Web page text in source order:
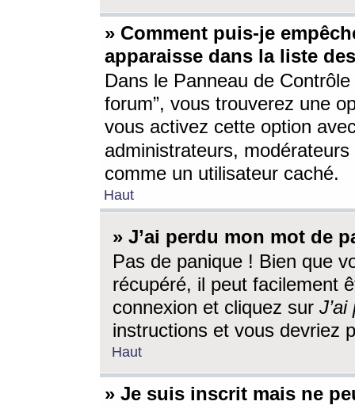
» Comment puis-je
apparaisse dans la liste
Dans le Panneau de
forum”, vous trouverez une
vous activez cette option
administrateurs,
comme un utilisateur caché.
Haut
» J’ai perdu mon mot de
Pas de panique ! Bien que
récupéré, il peut facilement
connexion et cliquez sur
instructions et vous devriez
Haut
» Je suis inscrit mais ne